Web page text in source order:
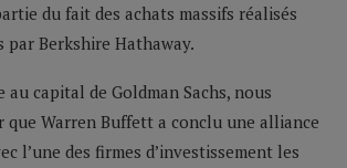
du fait des achats massifs réalisés
par Berkshire Hathaway.
au capital de Goldman Sachs, nous
que Warren Buffett a conclu une alliance
l’une des firmes d’investissement les